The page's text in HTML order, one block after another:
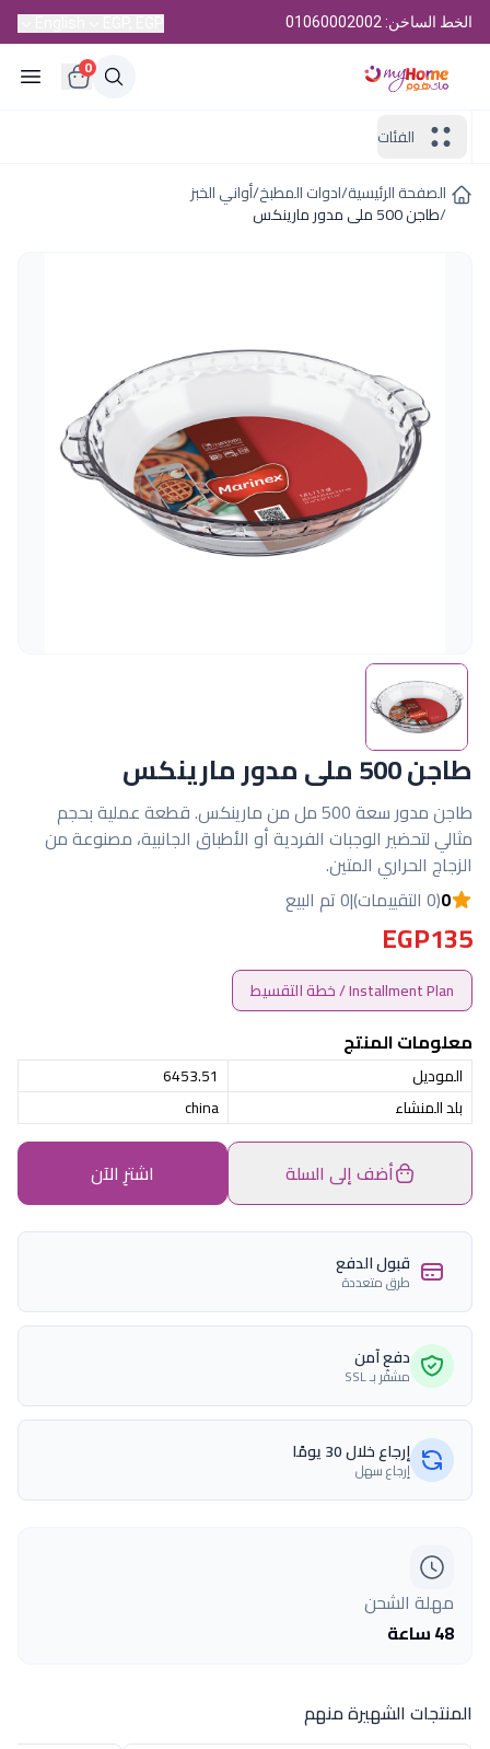
الخط الساخن: 01060002002
0
الفئات
الصفحة الرئيسية/ادوات المطبخ/أواني الخبز
/طاجن 500 ملى مدور مارينكس
طاجن 500 ملى مدور مارينكس
طاجن مدور سعة 500 مل من مارينكس. قطعة عملية بحجم
مثالي لتحضير الوجبات الفردية أو الأطباق الجانبية، مصنوعة من
الزجاج الحراري المتين.
0(0 التقييمات) |0 تم البيع
EGP135
Installment Plan / خطة التقسيط
معلومات المنتج
الموديل
6453.51
بلد المنشاء
china
أضف إلى السلة اشترِ الآن
قبول الدفع
طرق متعددة
دفع آمن
مشفّر بـ SSL
إرجاع خلال 30 يومًا
إرجاع سهل
مهلة الشحن
48 ساعة
المنتجات الشهيرة منهم